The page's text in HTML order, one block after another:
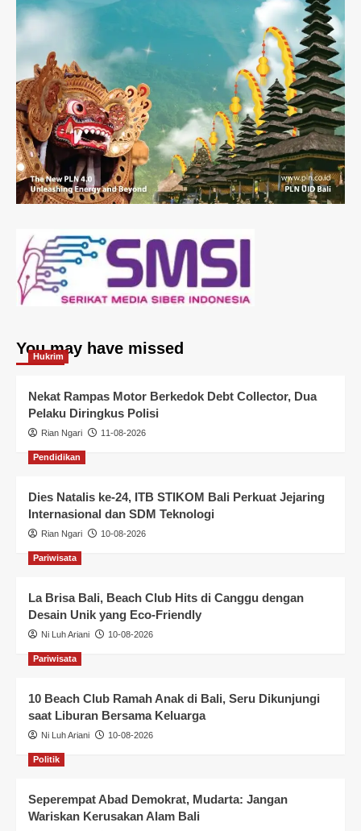
You may have missed
Hukrim
Nekat Rampas Motor Berkedok Debt Collector, Dua
Pelaku Diringkus Polisi
Rian Ngari 11-08-2026
Pendidikan
Dies Natalis ke-24, ITB STIKOM Bali Perkuat Jejaring
Internasional dan SDM Teknologi
Rian Ngari 10-08-2026
Pariwisata
La Brisa Bali, Beach Club Hits di Canggu dengan
Desain Unik yang Eco-Friendly
Ni Luh Ariani 10-08-2026
Pariwisata
10 Beach Club Ramah Anak di Bali, Seru Dikunjungi
saat Liburan Bersama Keluarga
Ni Luh Ariani 10-08-2026
Politik
Seperempat Abad Demokrat, Mudarta: Jangan
Wariskan Kerusakan Alam Bali